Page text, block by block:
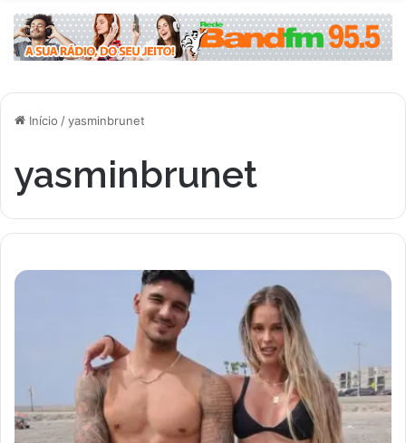
Início /yasminbrunet
yasminbrunet